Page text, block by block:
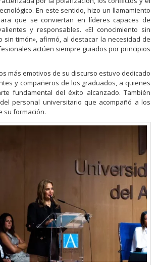
En este sentido, hizo un llamamiento
que se conviertan en líderes capaces de
y responsables. «El conocimiento sin
sin timón», afirmó, al destacar la necesidad de
actúen siempre guiados por principios
más emotivos de su discurso estuvo dedicado
y compañeros de los graduados, a quienes
fundamental del éxito alcanzado. También
personal universitario que acompañó a los
su formación.